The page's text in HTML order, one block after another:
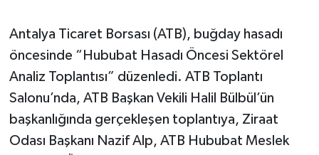
Antalya Ticaret Borsası (ATB), buğday hasadı
öncesinde “Hububat Hasadı Öncesi Sektörel
Analiz Toplantısı” düzenledi. ATB Toplantı
Salonu’nda, ATB Başkan Vekili Halil Bülbül’ün
başkanlığında gerçekleşen toplantıya, Ziraat
Odası Başkanı Nazif Alp, ATB Hububat Meslek